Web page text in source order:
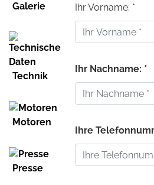
Galerie
Technik
Motoren
Presse
Ihr Vorname: *
Ihr Nachname: *
Ihre